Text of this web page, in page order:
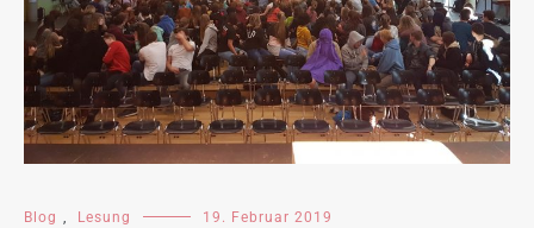
Blog , Lesung 19. Februar 2019